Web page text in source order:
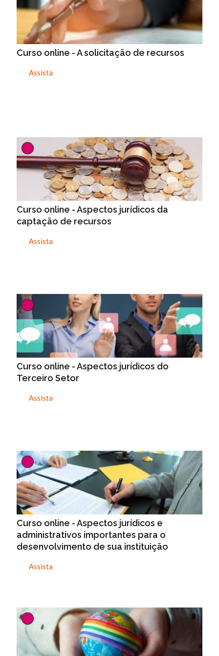
Curso online - A solicitação de recursos
Assista
Curso online - Aspectos jurídicos da
captação de recursos
Assista
Curso online - Aspectos jurídicos do
Terceiro Setor
Assista
Curso online - Aspectos jurídicos e
administrativos importantes para o
desenvolvimento de sua instituição
Assista